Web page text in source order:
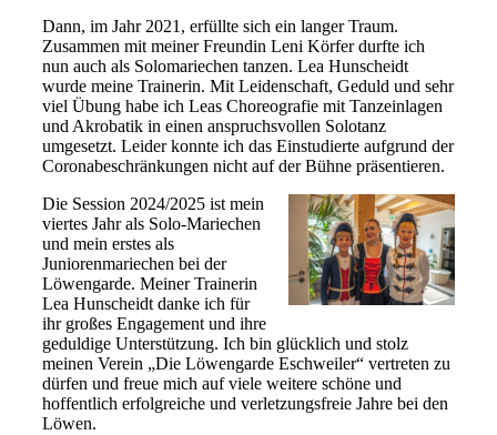
Dann, im Jahr 2021, erfüllte sich ein langer Traum.
Zusammen mit meiner Freundin Leni Körfer durfte ich
nun auch als Solomariechen tanzen. Lea Hunscheidt
wurde meine Trainerin. Mit Leidenschaft, Geduld und sehr
viel Übung habe ich Leas Choreografie mit Tanzeinlagen
und Akrobatik in einen anspruchsvollen Solotanz
umgesetzt. Leider konnte ich das Einstudierte aufgrund der
Coronabeschränkungen nicht auf der Bühne präsentieren.
Die Session 2024/2025 ist mein
viertes Jahr als Solo-Mariechen
und mein erstes als
Juniorenmariechen bei der
Löwengarde. Meiner Trainerin
Lea Hunscheidt danke ich für
ihr großes Engagement und ihre
geduldige Unterstützung. Ich bin glücklich und stolz
meinen Verein „Die Löwengarde Eschweiler“ vertreten zu
dürfen und freue mich auf viele weitere schöne und
hoffentlich erfolgreiche und verletzungsfreie Jahre bei den
Löwen.